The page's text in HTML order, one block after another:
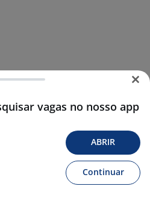
vagas no nosso app
ABRIR
Continuar